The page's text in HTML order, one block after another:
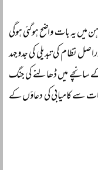
یہ بات واضح ہوگئی ہوگی
نظام کی تبدیلی کی جدوجہد
سانچے میں ڈھالنے کی جنگ
کامیابی کی دعاؤں کے